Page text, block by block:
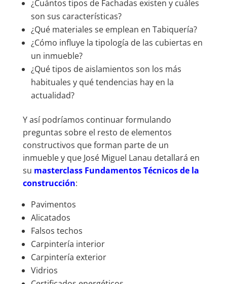
¿Cuántos tipos de Fachadas existen y cuáles
son sus características?
¿Qué materiales se emplean en Tabiquería?
¿Cómo influye la tipología de las cubiertas en
un inmueble?
¿Qué tipos de aislamientos son los más
habituales y qué tendencias hay en la
actualidad?
Y así podríamos continuar formulando
preguntas sobre el resto de elementos
constructivos que forman parte de un
inmueble y que José Miguel Lanau detallará en
su masterclass Fundamentos Técnicos de la
construcción:
Pavimentos
Alicatados
Falsos techos
Carpintería interior
Carpintería exterior
Vidrios